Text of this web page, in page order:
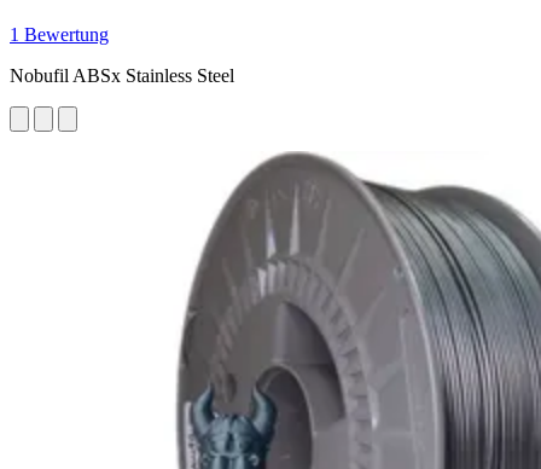
1 Bewertung
Nobufil ABSx Stainless Steel